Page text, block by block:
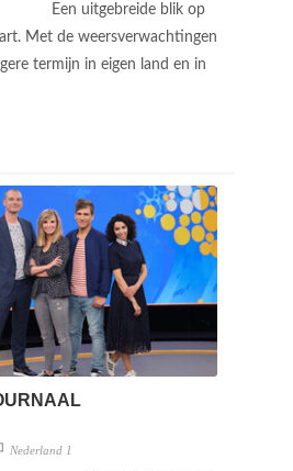
Een uitgebreide blik op
Met de weersverwachtingen
termijn in eigen land en in
Nederland 1